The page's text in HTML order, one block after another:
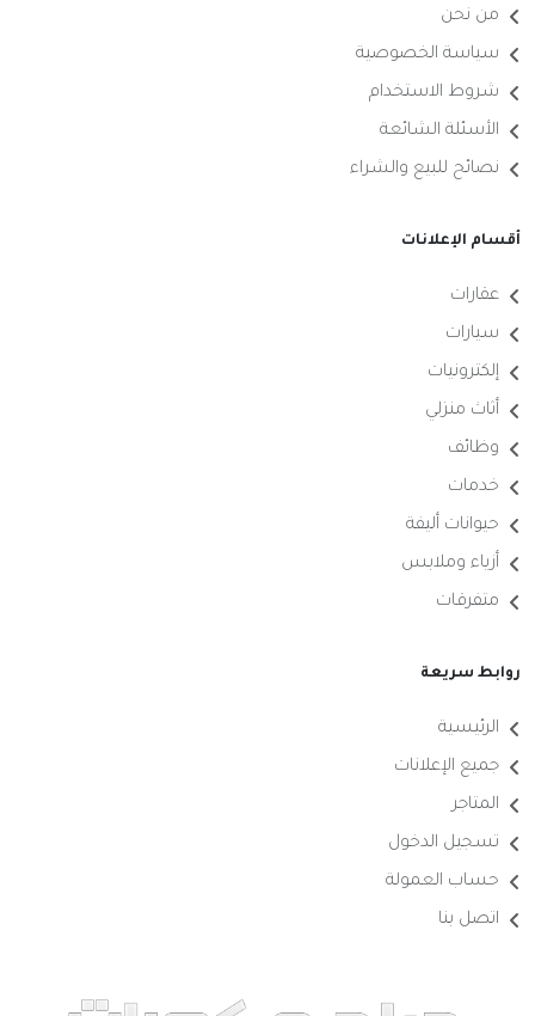
من نحن
سياسة الخصوصية
شروط الاستخدام
الأسئلة الشائعة
نصائح للبيع والشراء
أقسام الإعلانات
عقارات
سيارات
إلكترونيات
أثاث منزلي
وظائف
خدمات
حيوانات أليفة
أزياء وملابس
متفرقات
روابط سريعة
الرئيسية
جميع الإعلانات
المتاجر
تسجيل الدخول
حساب العمولة
اتصل بنا